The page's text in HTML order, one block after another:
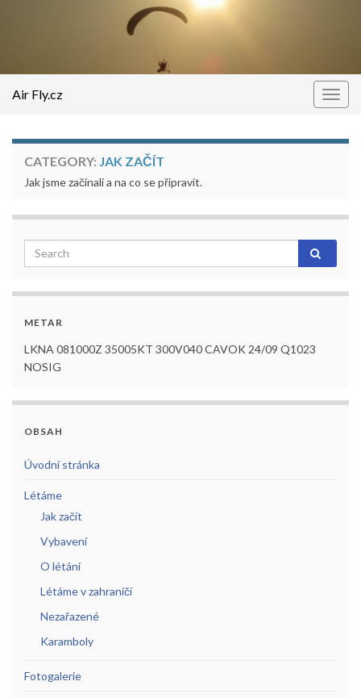
Air Fly.cz
CATEGORY: JAK ZAČÍT
Jak jsme začínali a na co se připravit.
METAR
LKNA 081000Z 35005KT 300V040 CAVOK 24/09 Q1023
NOSIG
OBSAH
Úvodní stránka
Létáme
Jak začít
Vybavení
O létání
Létáme v zahraničí
Nezařazené
Karamboly
Fotogalerie